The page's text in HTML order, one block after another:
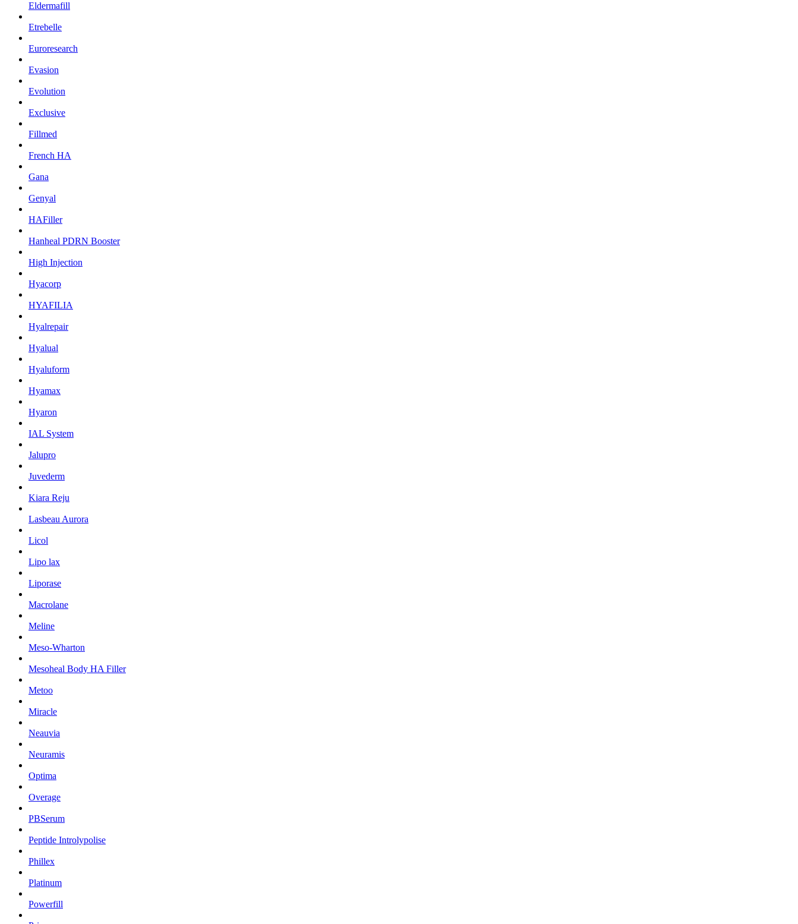
Eldermafill
Etrebelle
Euroresearch
Evasion
Evolution
Exclusive
Fillmed
French HA
Gana
Genyal
HAFiller
Hanheal PDRN Booster
High Injection
Hyacorp
HYAFILIA
Hyalrepair
Hyalual
Hyaluform
Hyamax
Hyaron
IAL System
Jalupro
Juvederm
Kiara Reju
Lasbeau Aurora
Licol
Lipo lax
Liporase
Macrolane
Meline
Meso-Wharton
Mesoheal Body HA Filler
Metoo
Miracle
Neauvia
Neuramis
Optima
Overage
PBSerum
Peptide Introlypolise
Phillex
Platinum
Powerfill